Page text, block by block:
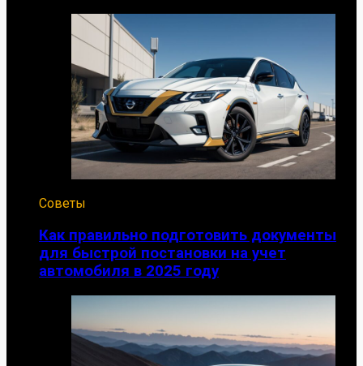
Советы
Как правильно подготовить документы
для быстрой постановки на учет
автомобиля в 2025 году